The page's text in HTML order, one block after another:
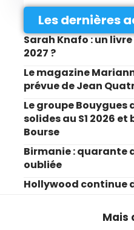
Les dernières
Sarah Knafo : un
2027 ?
Le magazine
prévue de Jean
Le groupe
solides au S1 2026 et
Bourse
Birmanie : quarante
oubliée
Hollywood continue
Mais